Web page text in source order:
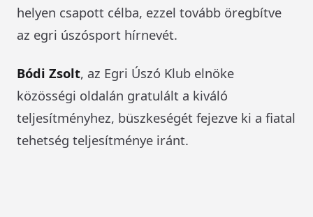
helyen csapott célba, ezzel tovább öregbítve
az egri úszósport hírnevét.
Bódi Zsolt, az Egri Úszó Klub elnöke
közösségi oldalán gratulált a kiváló
teljesítményhez, büszkeségét fejezve ki a fiatal
tehetség teljesítménye iránt.